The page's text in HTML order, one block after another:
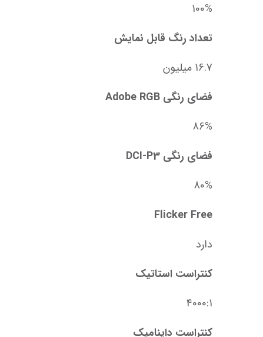
100%
تعداد رنگ‌ قابل نمایش
16.7 میلیون
فضای رنگی Adobe RGB
86%
فضای رنگی DCI-P3
80%
Flicker Free
دارد
کنتراست استاتیک
4000:1
کنتراست داینامیک